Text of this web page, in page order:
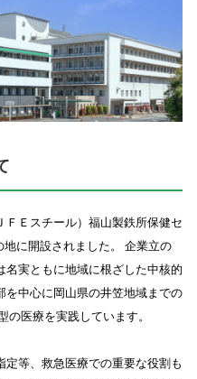
ＦＥスチール）福山製鉄所保健セ
に開設されました。 企業立の
実ともに地域に根ざした中核的
中心に岡山県の井笠地域までの
の医療を実践しています。
等、救急医療での重要な役割も